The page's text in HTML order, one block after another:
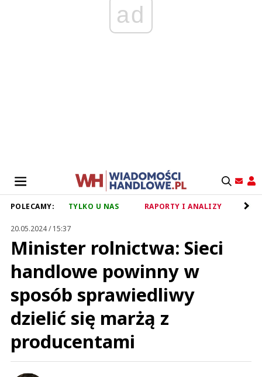
ad
POLECAMY: TYLKO U NAS RAPORTY I ANALIZY
20.05.2024 / 15:37
Minister rolnictwa: Sieci
handlowe powinny w
sposób sprawiedliwy
dzielić się marżą z
producentami